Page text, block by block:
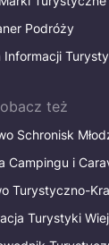
Podróży
Informacji
też
Schronisk
Campingu i
Turystyczno-
Turystyki